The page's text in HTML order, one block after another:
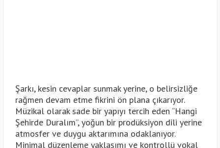
Şarkı, kesin cevaplar sunmak yerine, o belirsizliğe
rağmen devam etme fikrini ön plana çıkarıyor.
Müzikal olarak sade bir yapıyı tercih eden “Hangi
Şehirde Duralım”, yoğun bir prodüksiyon dili yerine
atmosfer ve duygu aktarımına odaklanıyor.
Minimal düzenleme yaklaşımı ve kontrollü vokal